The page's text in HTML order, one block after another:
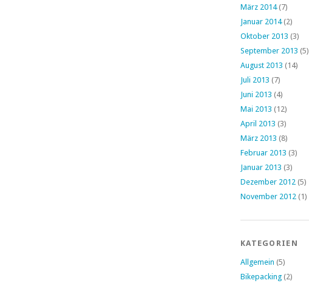
März 2014(7)
Januar 2014(2)
Oktober 2013 (3)
September 2013 (5)
August 2013 (14)
Juli 2013 (7)
Juni 2013 (4)
Mai 2013 (12)
April 2013 (3)
März 2013 (8)
Februar 2013 (3)
Januar 2013 (3)
Dezember 2012 (5)
November 2012 (1)
KATEGORIEN
Allgemein (5)
Bikepacking (2)